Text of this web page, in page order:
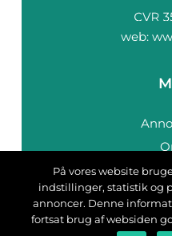
web:
På vores website
indstillinger, statistik og
annoncer. Denne
fortsat brug af websiden